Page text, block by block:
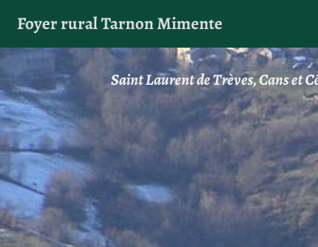
Foyer rural Tarnon Mimente
Saint Laurent de Trèves, Cans et